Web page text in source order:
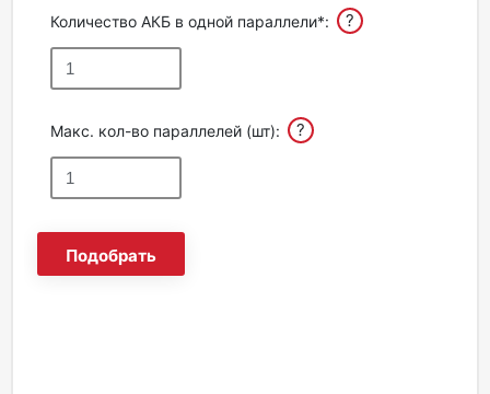
Количество АКБ в одной параллели*: ?
Макс. кол-во параллелей (шт): ?
Подобрать